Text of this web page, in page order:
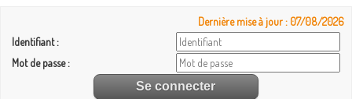
Dernière mise à jour : 07/08/2026
Identifiant :
Mot de passe :